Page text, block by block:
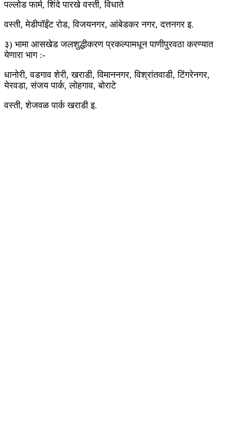
पल्लोड फार्म, शिंदे पारखे वस्ती, विधाते
वस्ती, मेडीपॉईंट रोड, विजयनगर, आंबेडकर नगर, दत्तनगर इ.
३) भामा आसखेड जलशुद्धीकरण प्रकल्पामधून पाणीपुरवठा करण्यात
येणारा भाग :-
धानोरी, वडगाव शेरी, खराडी, विमाननगर, विश्रांतवाडी, टिंगरेनगर,
येरवडा, संजय पार्क, लोहगाव, बोराटे
वस्ती, शेजवळ पार्क खराडी इ.